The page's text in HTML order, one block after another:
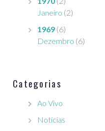
Janeiro (2)
1969 (6)
Dezembro (6)
Categorias
Ao Vivo
Notícias